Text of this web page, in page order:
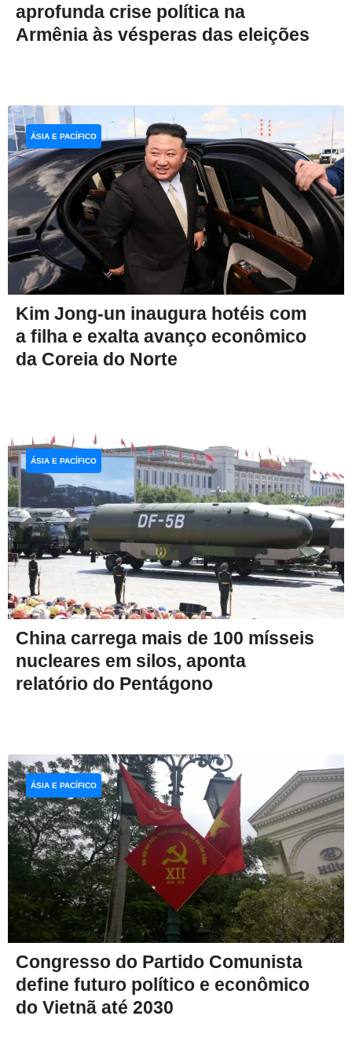
aprofunda crise política na
Armênia às vésperas das eleições
Kim Jong-un inaugura hotéis com
a filha e exalta avanço econômico
da Coreia do Norte
ÁSIA E PACÍFICO
China carrega mais de 100 mísseis
nucleares em silos, aponta
relatório do Pentágono
ÁSIA E PACÍFICO
Congresso do Partido Comunista
define futuro político e econômico
do Vietnã até 2030
ÁSIA E PACÍFICO